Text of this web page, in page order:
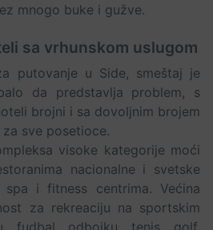
mnogo buke i gužve.
sa vrhunskom uslugom
putovanje u Side, smeštaj je
da predstavlja problem, s
brojni i sa dovoljnim brojem
sve posetioce.
visoke kategorije moći
nacionalne i svetske
spa i fitness centrima. Većina
za rekreaciju na sportskim